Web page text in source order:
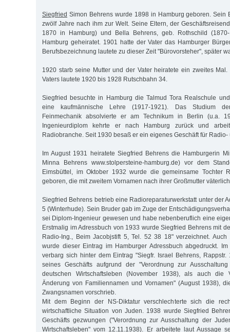
Siegfried Simon Behrens wurde 1898 in Hamburg geboren. Sein
zwölf Jahre nach ihm zur Welt. Seine Eltern, der
1870 in Hamburg) und Bella Behrens, geb. Rothschild
Hamburg geheiratet. 1901 hatte der Vater das Hamburger
Berufsbezeichnung lautete zu dieser Zeit "Bürovorsteher", später
1920 starb seine Mutter und der Vater heiratete ein zweites
Vaters lautete 1920 bis 1928 Rutschbahn 34.
Siegfried besuchte in Hamburg die Talmud Tora Realschule
eine kaufmännische Lehre (1917-1921). Das Studium
Feinmechanik absolvierte er am Technikum in Berlin (u.a.
Ingenieurdiplom kehrte er nach Hamburg zurück und
Radiobranche. Seit 1930 besaß er ein eigenes Geschäft für
Im August 1931 heiratete Siegfried Behrens die Hamburgerin
Minna Behrens www.stolpersteine-hamburg.de) vor dem
Eimsbüttel, im Oktober 1932 wurde die gemeinsame Tochter
geboren, die mit zweitem Vornamen nach ihrer Großmutter
Siegfried Behrens betrieb eine Radioreparaturwerkstatt unter der
5 (Winterhude). Sein Bruder gab im Zuge der
sei Diplom-Ingenieur gewesen und habe nebenberuflich eine
Erstmalig im Adressbuch von 1933 wurde Siegfried Behrens mit
Radio-Ing., Beim Jacobjstift 5, Tel. 52 38 18" verzeichnet.
wurde dieser Eintrag im Hamburger Adressbuch abgedruckt.
verbarg sich hinter dem Eintrag "Siegfr. Israel Behrens, Rappstr.
seines Geschäfts aufgrund der "Verordnung zur
deutschen Wirtschaftsleben (November 1938), als auch die
Änderung von Familiennamen und Vornamen" (August 1938),
Zwangsnamen vorschrieb.
Mit dem Beginn der NS-Diktatur verschlechterte sich die
wirtschaftliche Situation von Juden. 1938 wurde Siegfried
Geschäfts gezwungen ("Verordnung zur Ausschaltung der
Wirtschaftsleben" vom 12.11.1938). Er arbeitete laut Aussage